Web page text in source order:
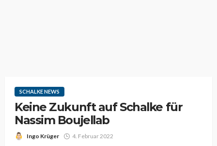
SCHALKE NEWS
Keine Zukunft auf Schalke für
Nassim Boujellab
Ingo Krüger 4. Februar 2022